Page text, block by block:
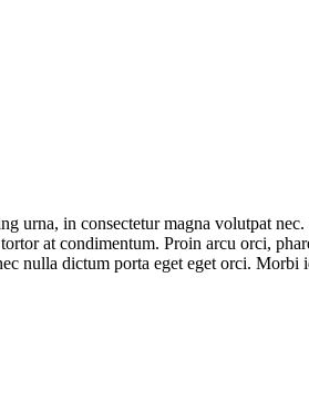
urna, in consectetur magna volutpat
at condimentum. Proin arcu orci,
nulla dictum porta eget eget orci.